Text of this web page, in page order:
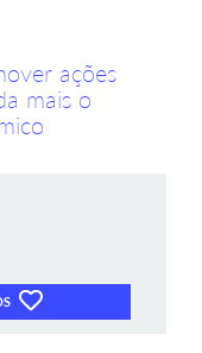
ações
mais o